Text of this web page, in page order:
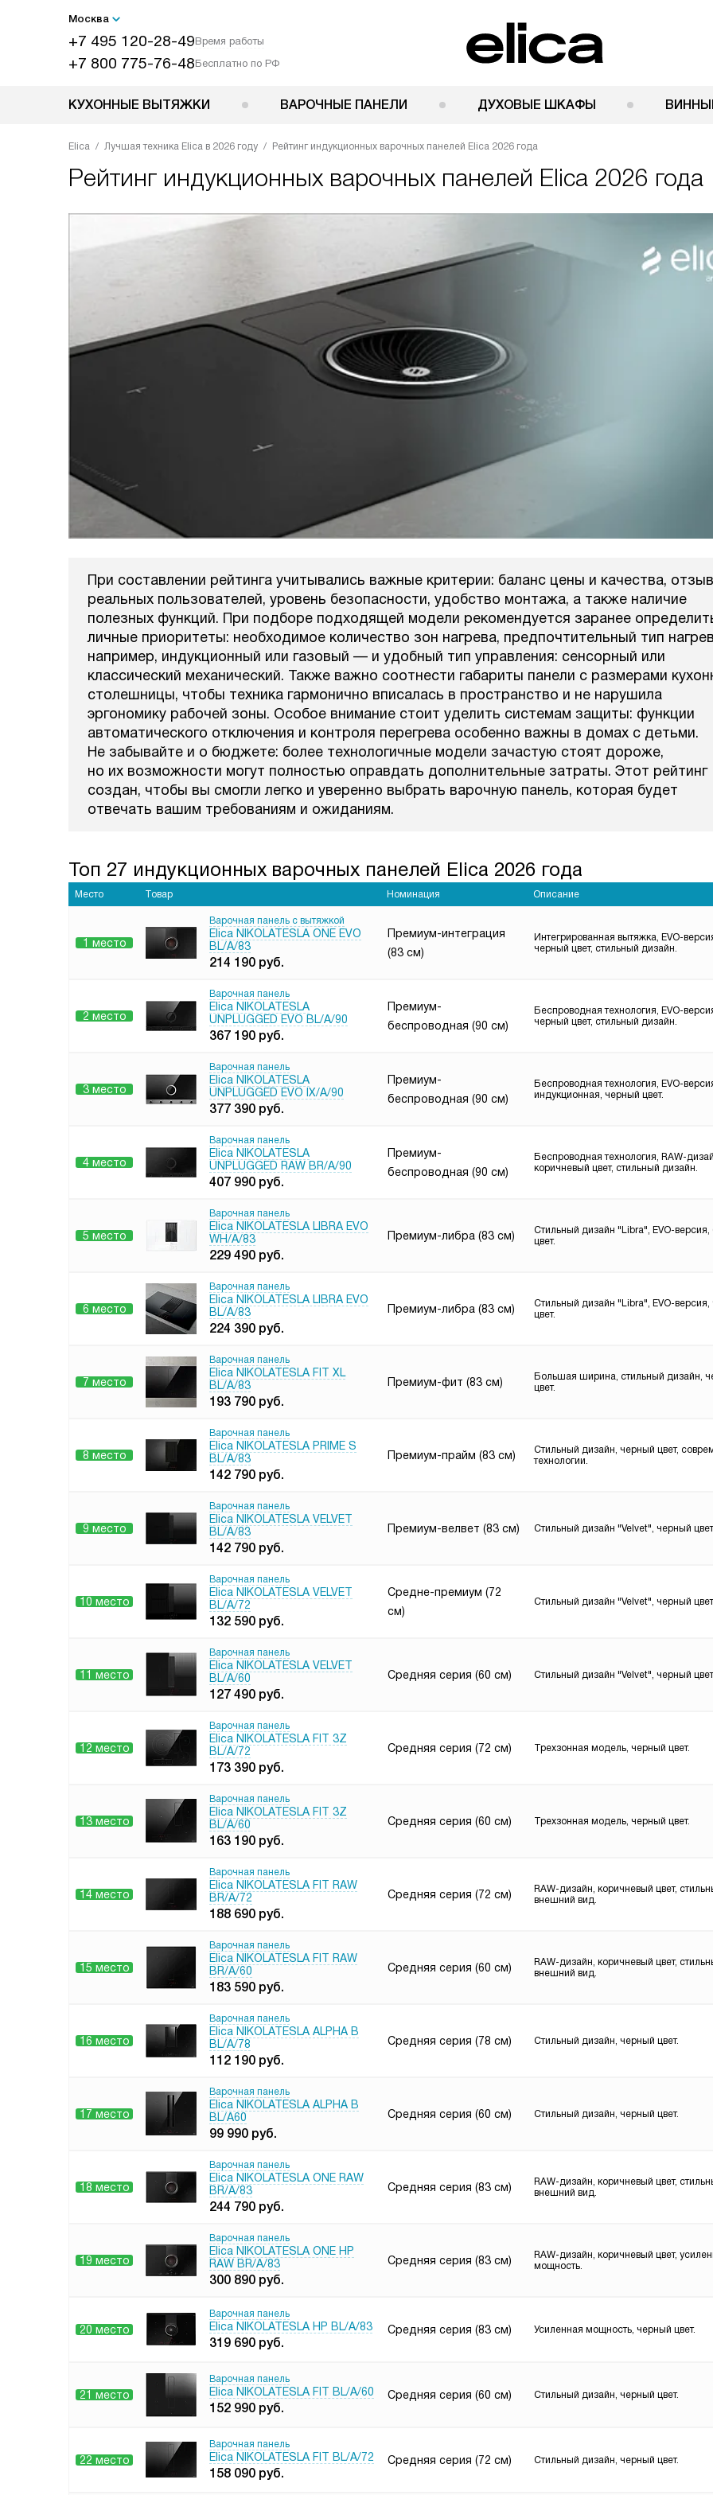
Москва
+7 495 120-28-49Время работы
+7 800 775-76-48Бесплатно по РФ
КУХОННЫЕ ВЫТЯЖКИ ВАРОЧНЫЕ ПАНЕЛИ ДУХОВЫЕ ШКАФЫ
Elica Лучшая техника Elica в 2026 году Рейтинг индукционных варочных панелей Elica 2026 года
Рейтинг индукционных варочных панелей Elica 2026 года
При составлении рейтинга учитывались важные критерии: баланс цены и качества,
реальных пользователей, уровень безопасности, удобство монтажа, а также наличие
полезных функций. При подборе подходящей модели рекомендуется заранее
личные приоритеты: необходимое количество зон нагрева, предпочтительный тип
например, индукционный или газовый — и удобный тип управления: сенсорный или
классический механический. Также важно соотнести габариты панели с размерами
столешницы, чтобы техника гармонично вписалась в пространство и не нарушила
эргономику рабочей зоны. Особое внимание стоит уделить системам защиты: функции
автоматического отключения и контроля перегрева особенно важны в домах с детьми.
Не забывайте и о бюджете: более технологичные модели зачастую стоят дороже,
но их возможности могут полностью оправдать дополнительные затраты. Этот рейтинг
создан, чтобы вы смогли легко и уверенно выбрать варочную панель, которая будет
отвечать вашим требованиям и ожиданиям.
Топ 27 индукционных варочных панелей Elica 2026 года
Место Товар Номинация Описание
1 место
Варочная панель с вытяжкой
Elica NIKOLATESLA ONE EVO
BL/A/83
214 190 руб.
Премиум-интеграция
(83 см)
Интегрированная вытяжка, EVO-
черный цвет, стильный дизайн.
2 место
Варочная панель
Elica NIKOLATESLA
UNPLUGGED EVO BL/A/90
367 190 руб.
Премиум-
беспроводная (90 см)
Беспроводная технология, EVO-
черный цвет, стильный дизайн.
3 место
Варочная панель
Elica NIKOLATESLA
UNPLUGGED EVO IX/A/90
377 390 руб.
Премиум-
беспроводная (90 см)
Беспроводная технология, EVO-
индукционная, черный цвет.
4 место
Варочная панель
Elica NIKOLATESLA
UNPLUGGED RAW BR/A/90
407 990 руб.
Премиум-
беспроводная (90 см)
Беспроводная технология, RAW-
коричневый цвет, стильный дизайн.
5 место
Варочная панель
Elica NIKOLATESLA LIBRA EVO
WH/A/83
229 490 руб.
Премиум-либра (83 см)
Стильный дизайн "Libra", EVO-версия,
цвет.
6 место
Варочная панель
Elica NIKOLATESLA LIBRA EVO
BL/A/83
224 390 руб.
Премиум-либра (83 см)
Стильный дизайн "Libra", EVO-
цвет.
7 место
Варочная панель
Elica NIKOLATESLA FIT XL
BL/A/83
193 790 руб.
Премиум-фит (83 см)
Большая ширина, стильный дизайн,
цвет.
8 место
Варочная панель
Elica NIKOLATESLA PRIME S
BL/A/83
142 790 руб.
Премиум-прайм (83 см)
Стильный дизайн, черный цвет,
технологии.
9 место
Варочная панель
Elica NIKOLATESLA VELVET
BL/A/83
142 790 руб.
Премиум-велвет (83 см) Стильный дизайн "Velvet", черный
10 место
Варочная панель
Elica NIKOLATESLA VELVET
BL/A/72
132 590 руб.
Средне-премиум (72
см)
Стильный дизайн "Velvet", черный
11 место
Варочная панель
Elica NIKOLATESLA VELVET
BL/A/60
127 490 руб.
Средняя серия (60 см) Стильный дизайн "Velvet", черный
12 место
Варочная панель
Elica NIKOLATESLA FIT 3Z
BL/A/72
173 390 руб.
Средняя серия (72 см) Трехзонная модель, черный цвет.
13 место
Варочная панель
Elica NIKOLATESLA FIT 3Z
BL/A/60
163 190 руб.
Средняя серия (60 см) Трехзонная модель, черный цвет.
14 место
Варочная панель
Elica NIKOLATESLA FIT RAW
BR/A/72
188 690 руб.
Средняя серия (72 см)
RAW-дизайн, коричневый цвет,
внешний вид.
15 место
Варочная панель
Elica NIKOLATESLA FIT RAW
BR/A/60
183 590 руб.
Средняя серия (60 см)
RAW-дизайн, коричневый цвет,
внешний вид.
16 место
Варочная панель
Elica NIKOLATESLA ALPHA B
BL/A/78
112 190 руб.
Средняя серия (78 см) Стильный дизайн, черный цвет.
17 место
Варочная панель
Elica NIKOLATESLA ALPHA B
BL/A60
99 990 руб.
Средняя серия (60 см) Стильный дизайн, черный цвет.
18 место
Варочная панель
Elica NIKOLATESLA ONE RAW
BR/A/83
244 790 руб.
Средняя серия (83 см)
RAW-дизайн, коричневый цвет,
внешний вид.
19 место
Варочная панель
Elica NIKOLATESLA ONE HP
RAW BR/A/83
300 890 руб.
Средняя серия (83 см)
RAW-дизайн, коричневый цвет,
мощность.
20 место
Варочная панель
Elica NIKOLATESLA HP BL/A/83
319 690 руб.
Средняя серия (83 см) Усиленная мощность, черный цвет.
21 место
Варочная панель
Elica NIKOLATESLA FIT BL/A/60
152 990 руб.
Средняя серия (60 см) Стильный дизайн, черный цвет.
22 место
Варочная панель
Elica NIKOLATESLA FIT BL/A/72
158 090 руб.
Средняя серия (72 см) Стильный дизайн, черный цвет.